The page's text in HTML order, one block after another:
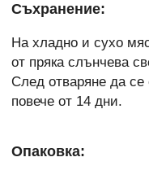
Съхранение:
На хладно и сухо
от пряка слънчева
След отваряне да
повече от 14 дни.
Опаковка: